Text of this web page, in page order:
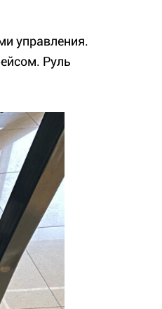
управления.
Руль